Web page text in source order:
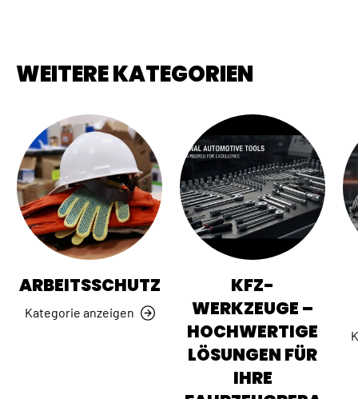
WEITERE KATEGORIEN
ARBEITSSCHUTZ
Kategorie anzeigen
KFZ-
WERKZEUGE –
HOCHWERTIGE
LÖSUNGEN FÜR
IHRE